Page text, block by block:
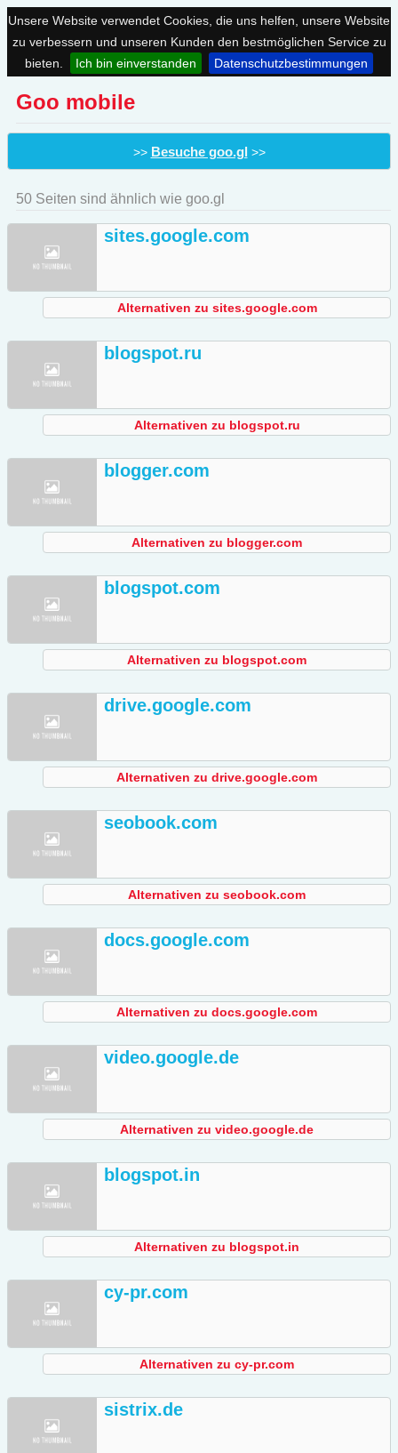
Unsere Website verwendet Cookies, die uns helfen, unsere Website
zu verbessern und unseren Kunden den bestmöglichen Service zu
bieten.
Ich bin einverstanden Datenschutzbestimmungen
Goo mobile
>> Besuche goo.gl >>
50 Seiten sind ähnlich wie goo.gl
sites.google.com
Alternativen zu sites.google.com
blogspot.ru
Alternativen zu blogspot.ru
blogger.com
Alternativen zu blogger.com
blogspot.com
Alternativen zu blogspot.com
drive.google.com
Alternativen zu drive.google.com
seobook.com
Alternativen zu seobook.com
docs.google.com
Alternativen zu docs.google.com
video.google.de
Alternativen zu video.google.de
blogspot.in
Alternativen zu blogspot.in
cy-pr.com
Alternativen zu cy-pr.com
sistrix.de